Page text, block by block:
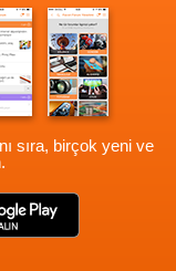
sıra, birçok yeni ve